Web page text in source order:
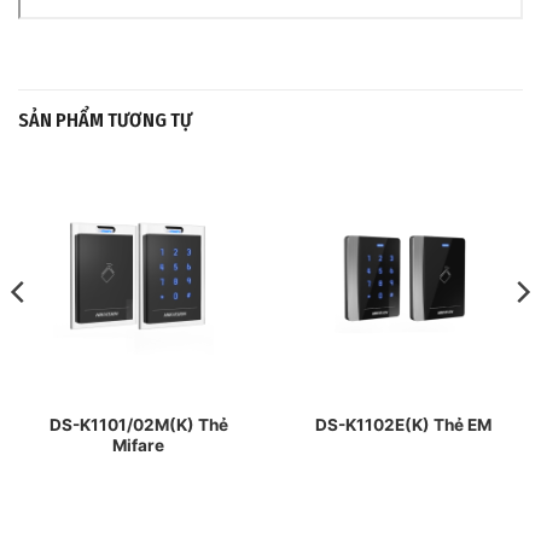
SẢN PHẨM TƯƠNG TỰ
DS-K1101/02M(K) Thẻ
Mifare
DS-K1102E(K) Thẻ EM